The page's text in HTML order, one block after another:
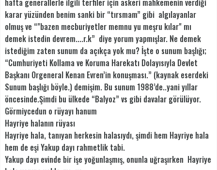
hafta generallerle ilgili terfiler için askeri mahkemenin verdiği
karar yüzünden benim sanki bir “tırsmam” gibi algılayanlar
olmuş ve “"bazen mecburiyetler memnu yu meşru kılar" mı
demek istedin devrem....r.k” diye yorum yapmışlar. Ne demek
istediğim zaten sunum da açıkça yok mu? İşte o sunum başlığı;
“Cumhuriyeti Kollama ve Koruma Harekatı Dolayısıyla Devlet
Başkanı Orgeneral Kenan Evren’in konuşması.” (kaynak eserdeki
Sunum başlığı böyle.) demişim. Bu sunum 1988’de..yani yıllar
öncesinde.Şimdi bu ülkede “Balyoz” vs gibi davalar görülüyor.
Görmiycedun o rüyayı hanum
Hayriye halanın rüyası
Hayriye hala, tanıyan herkesin halasıydı, şimdi hem Hayriye hala
hem de eşi Yakup dayı rahmetlik tabi.
Yakup dayı evinde bir işe yoğunlaşmış, onunla uğraşırken Hayriye